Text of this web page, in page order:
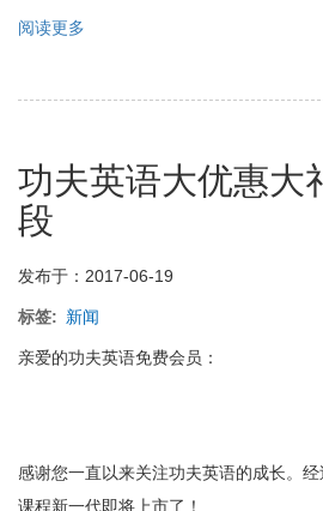
阅读更多
于
发
货
通
功夫英语大优惠大
段
发布于：2017-06-19
标签 新闻
亲爱的功夫英语免费会员：
感谢您一直以来关注功夫英语的成长。
课程新一代即将上市了！